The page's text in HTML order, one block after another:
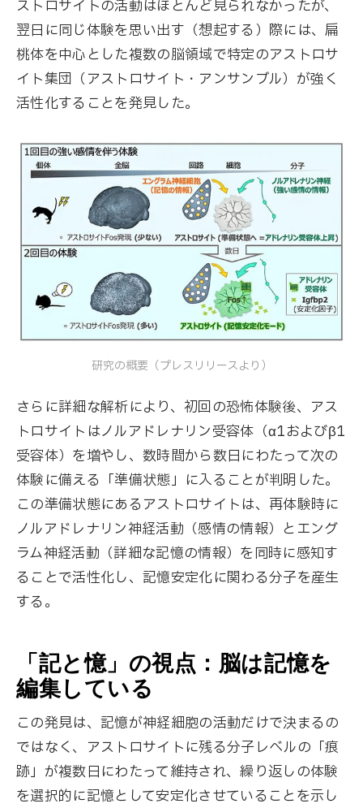
ストロサイトの活動はほとんど見られなかったが、
翌日に同じ体験を思い出す（想起する）際には、扁
桃体を中心とした複数の脳領域で特定のアストロサ
イト集団（アストロサイト・アンサンブル）が強く
活性化することを発見した。
研究の概要（プレスリリースより）
さらに詳細な解析により、初回の恐怖体験後、アス
トロサイトはノルアドレナリン受容体（α1およびβ1
受容体）を増やし、数時間から数日にわたって次の
体験に備える「準備状態」に入ることが判明した。
この準備状態にあるアストロサイトは、再体験時に
ノルアドレナリン神経活動（感情の情報）とエング
ラム神経活動（詳細な記憶の情報）を同時に感知す
ることで活性化し、記憶安定化に関わる分子を産生
する。
「記と憶」の視点：脳は記憶を
編集している
この発見は、記憶が神経細胞の活動だけで決まるの
ではなく、アストロサイトに残る分子レベルの「痕
跡」が複数日にわたって維持され、繰り返しの体験
を選択的に記憶として安定化させていることを示し